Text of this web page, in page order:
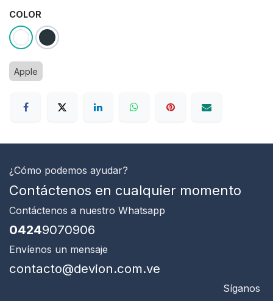
COLOR
Apple
¿Cómo podemos ayudar?
Contáctenos en cualquier momento
Contáctenos a nuestro Whatsapp
04249070906
Envíenos un mensaje
contacto@devion.com.ve
Síganos